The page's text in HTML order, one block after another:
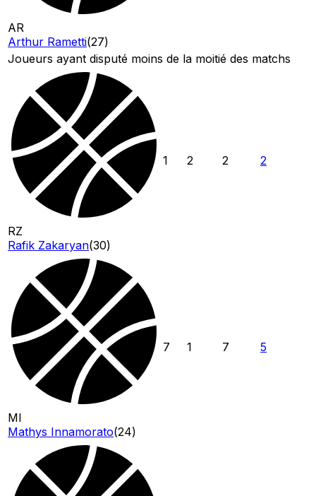
AR
Arthur Rametti(27)
Joueurs ayant disputé moins de la moitié des matchs
RZ
Rafik Zakaryan(30)
1 2 2 2
MI
Mathys Innamorato(24)
7 1 7 5